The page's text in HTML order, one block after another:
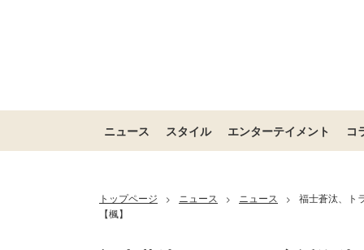
ニュース スタイル エンターテイメント コ
トップページ > ニュース > ニュース >
福士蒼汰、ト
【楓】